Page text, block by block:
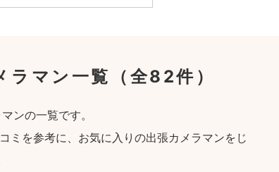
ラマン一覧 （全82件）
ンの一覧です。
ミを参考に、お気に入りの出張カメラマンをじ